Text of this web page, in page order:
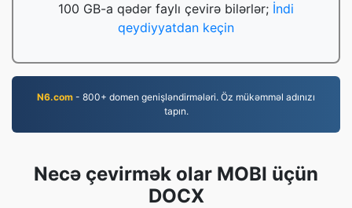
100 GB-a qədər faylı çevirə bilərlər; İndi
qeydiyyatdan keçin
N6.com - 800+ domen genişləndirmələri. Öz mükəmməl adınızı
tapın.
Necə çevirmək olar MOBI üçün
DOCX